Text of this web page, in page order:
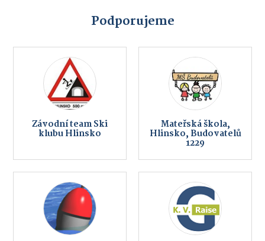
Podporujeme
Závodní team Ski
klubu Hlinsko
Mateřská škola,
Hlinsko, Budovatelů
1229